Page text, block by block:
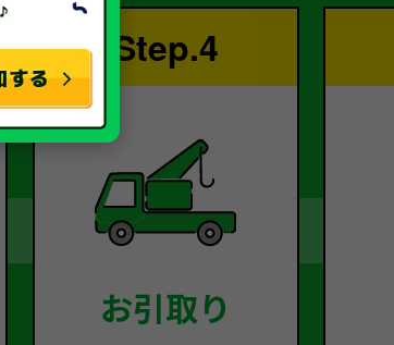
Step.4
お引取り